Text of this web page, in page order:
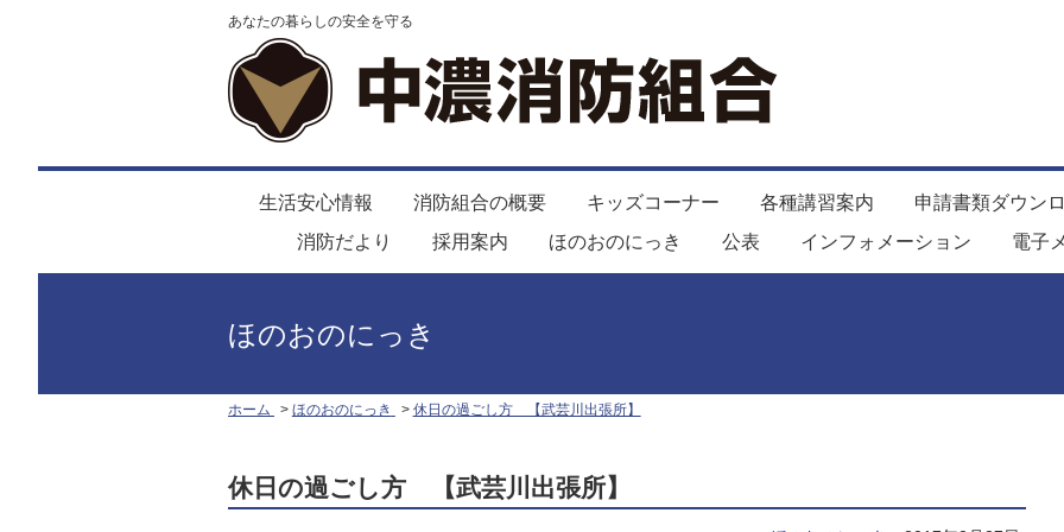
あなたの暮らしの安全を守る
生活安心情報 消防組合の概要 キッズコーナー 各種講習案内
申請書類ダウン
消防だより
採用案内 ほのおのにっき 公表 インフォメーション 電子
ほのおのにっき
ホーム ほのおのにっき 休日の過ごし方 【武芸川出張所】
休日の過ごし方 【武芸川出張所】